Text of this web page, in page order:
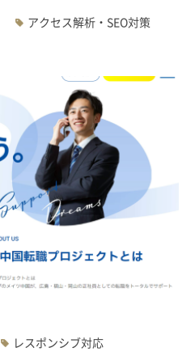
アクセス解析・SEO対策
レスポンシブ対応